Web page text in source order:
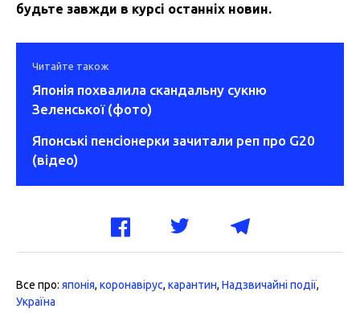
будьте завжди в курсі останніх новин.
Читайте також
Японія похвалила скандальну сукню
Зеленської (фото)
Японські пенсіонерки зачитали реп про G20
(відео)
Все про: японія, коронавірус, карантин, Надзвичайні події,
Україна